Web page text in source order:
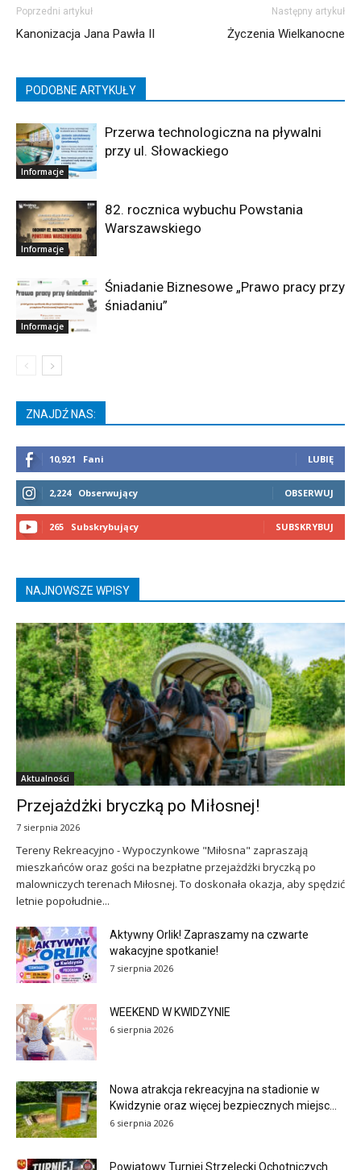
Poprzedni artykuł
Kanonizacja Jana Pawła II
Następny artykuł
Życzenia Wielkanocne
PODOBNE ARTYKUŁY
Informacje
Przerwa technologiczna na pływalni
przy ul. Słowackiego
Informacje
82. rocznica wybuchu Powstania
Warszawskiego
Informacje
Śniadanie Biznesowe „Prawo pracy przy
śniadaniu”
ZNAJDŹ NAS:
10,921 Fani LUBIĘ
2,224 Obserwujący OBSERWUJ
265 Subskrybujący SUBSKRYBUJ
NAJNOWSZE WPISY
Aktualności
Przejażdżki bryczką po Miłosnej!
7 sierpnia 2026
Tereny Rekreacyjno - Wypoczynkowe "Miłosna" zapraszają
mieszkańców oraz gości na bezpłatne przejażdżki bryczką po
malowniczych terenach Miłosnej. To doskonała okazja, aby spędzić
letnie popołudnie...
Aktywny Orlik! Zapraszamy na czwarte
wakacyjne spotkanie!
7 sierpnia 2026
WEEKEND W KWIDZYNIE
6 sierpnia 2026
Nowa atrakcja rekreacyjna na stadionie w
Kwidzynie oraz więcej bezpiecznych miejsc...
6 sierpnia 2026
Powiatowy Turniej Strzelecki Ochotniczych